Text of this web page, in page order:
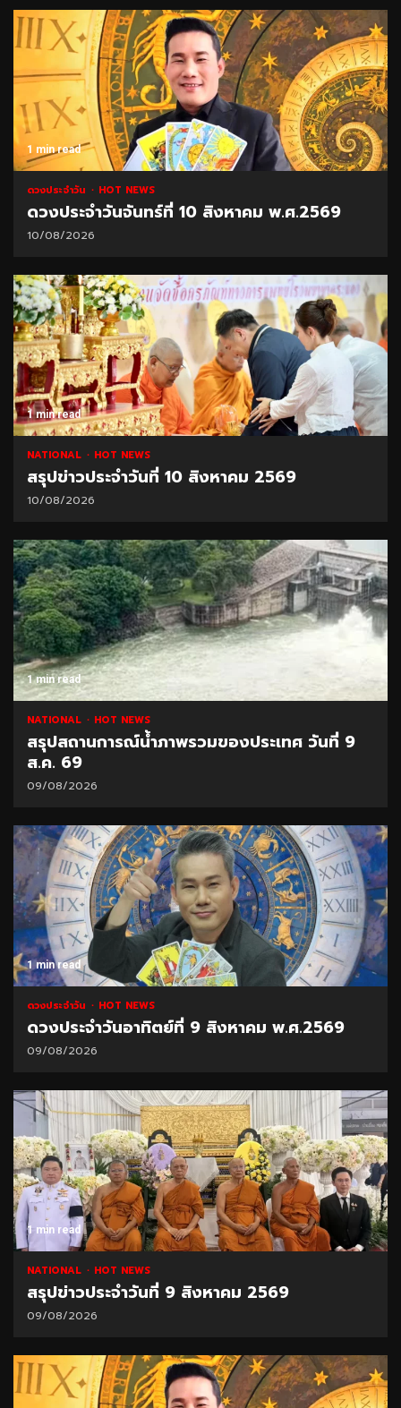
1 min read
ดวงประจำวัน HOT NEWS
ดวงประจำวันจันทร์ที่ 10 สิงหาคม พ.ศ.2569
10/08/2026
1 min read
NATIONAL HOT NEWS
สรุปข่าวประจำวันที่ 10 สิงหาคม 2569
10/08/2026
1 min read
NATIONAL HOT NEWS
สรุปสถานการณ์น้ำภาพรวมของประเทศ วันที่ 9
ส.ค. 69
09/08/2026
1 min read
ดวงประจำวัน HOT NEWS
ดวงประจำวันอาทิตย์ที่ 9 สิงหาคม พ.ศ.2569
09/08/2026
1 min read
NATIONAL HOT NEWS
สรุปข่าวประจำวันที่ 9 สิงหาคม 2569
09/08/2026